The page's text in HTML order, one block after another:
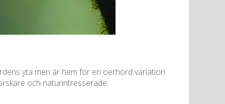
yta men är hem för en oerhörd variation
och naturintresserade.